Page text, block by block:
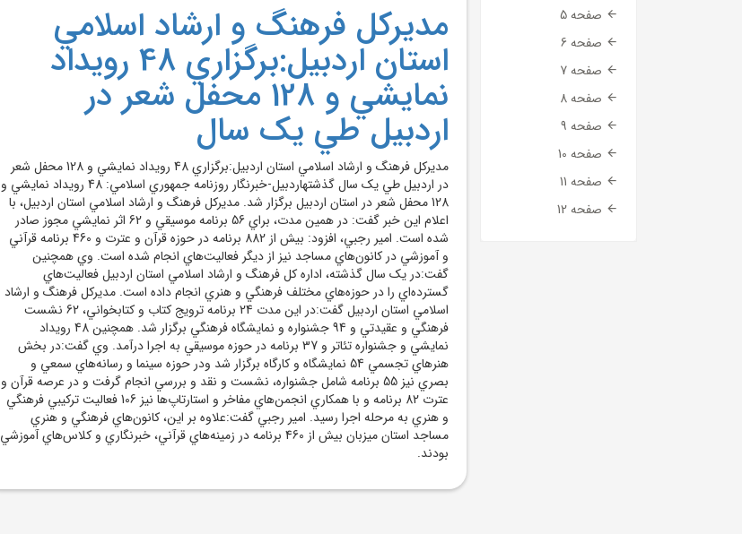
صفحه 5
صفحه 6
صفحه 7
صفحه 8
صفحه 9
صفحه 10
صفحه 11
صفحه 12
مديرکل فرهنگ و ارشاد اسلامي
استان اردبيل:برگزاري 48 رويداد
نمايشي و 128 محفل شعر در
اردبيل طي يک سال
مديرکل فرهنگ و ارشاد اسلامي استان اردبيل:برگزاري 48 رويداد نمايشي و 128 محفل شعر
در اردبيل طي يک سال گذشتهاردبيل-خبرنگار روزنامه جمهوري اسلامي: 48 رويداد نمايشي و
128 محفل شعر در استان اردبيل برگزار شد. مديرکل فرهنگ و ارشاد اسلامي استان اردبيل، با
اعلام اين خبر گفت: در همين مدت، براي 56 برنامه موسيقي و 62 اثر نمايشي مجوز صادر
شده است. امير رجبي، افزود: بيش از 882 برنامه در حوزه قرآن و عترت و 460 برنامه قرآني
و آموزشي در کانون‌هاي مساجد نيز از ديگر فعاليت‌هاي انجام شده است. وي همچنين
گفت:در يک سال گذشته، اداره کل فرهنگ و ارشاد اسلامي استان اردبيل فعاليت‌هاي
گسترده‌اي را در حوزه‌هاي مختلف فرهنگي و هنري انجام داده است. مديرکل فرهنگ و ارشاد
اسلامي استان اردبيل گفت:در اين مدت 24 برنامه ترويج کتاب و کتابخواني، 62 نشست
فرهنگي و عقيدتي و 94 جشنواره و نمايشگاه فرهنگي برگزار شد. همچنين 48 رويداد
نمايشي و جشنواره تئاتر و 37 برنامه در حوزه موسيقي به اجرا درآمد. وي گفت:در بخش
هنرهاي تجسمي 54 نمايشگاه و کارگاه برگزار شد ودر حوزه سينما و رسانه‌هاي سمعي و
بصري نيز 55 برنامه شامل جشنواره، نشست و نقد و بررسي انجام گرفت و در عرصه قرآن و
عترت 82 برنامه و با همکاري انجمن‌هاي مفاخر و استارتاپ‌ها نيز 106 فعاليت ترکيبي فرهنگي
و هنري به مرحله اجرا رسيد. امير رجبي گفت:علاوه بر اين، کانون‌هاي فرهنگي و هنري
مساجد استان ميزبان بيش از 460 برنامه در زمينه‌هاي قرآني، خبرنگاري و کلاس‌هاي آموزشي
بودند.